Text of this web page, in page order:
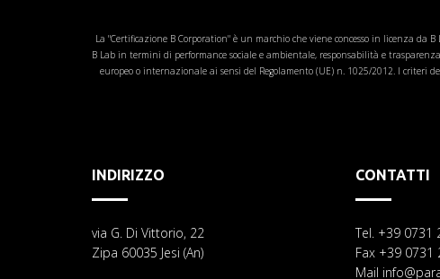
La "Certificazione B Corporation" è un marchio che viene concesso in licenza da
B Lab in termini di performance sociale e ambientale, responsabilità e
europeo o internazionale ai sensi del Regolamento (UE) n. 1025/2012. I
INDIRIZZO
via G. Di Vittorio, 22
Zipa 60035 Jesi (An)
CONTATTI
Tel. +39 0731
Fax +39 0731
Mail